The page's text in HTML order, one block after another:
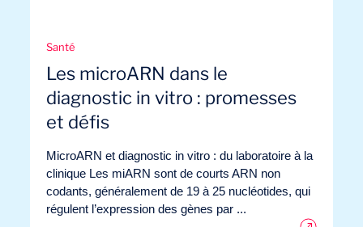
Santé
Les microARN dans le
diagnostic in vitro : promesses
et défis
MicroARN et diagnostic in vitro : du laboratoire à la
clinique Les miARN sont de courts ARN non
codants, généralement de 19 à 25 nucléotides, qui
régulent l’expression des gènes par ...